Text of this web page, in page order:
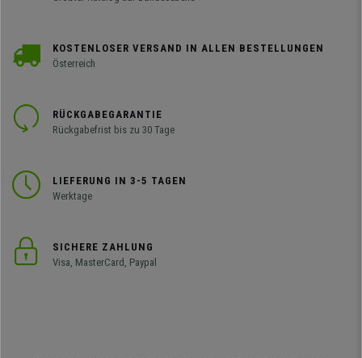
KOSTENLOSER VERSAND IN ALLEN BESTELLUNGEN
Österreich
RÜCKGABEGARANTIE
Rückgabefrist bis zu 30 Tage
LIEFERUNG IN 3-5 TAGEN
Werktage
SICHERE ZAHLUNG
Visa, MasterCard, Paypal